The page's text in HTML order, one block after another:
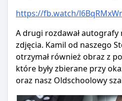
https://fb.watch/
A drugi rozdawał autografy
zdjęcia. Kamil od naszego
otrzymał również obraz z
które były zbierane przy
oraz nasz Oldschoolowy